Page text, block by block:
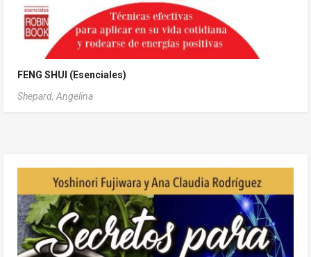
FENG SHUI (Esenciales)
Shepard, Angelina